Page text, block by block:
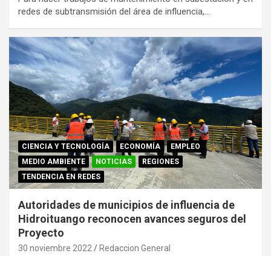
redes de subtransmisión del área de influencia,…
CIENCIA Y TECNOLOGÍA ECONOMÍA
EMPLEO
MEDIO AMBIENTE
NOTICIAS
REGIONES
TENDENCIA EN REDES
Autoridades de municipios de influencia de
Hidroituango reconocen avances seguros del
Proyecto
30 noviembre 2022 Redaccion General